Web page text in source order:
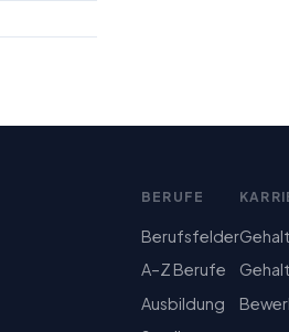
BERUFE
Berufsfelder
A–Z Berufe
Ausbildung